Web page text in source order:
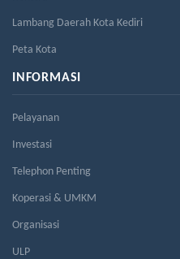
Lambang Daerah Kota Kediri
Peta Kota
INFORMASI
Pelayanan
Investasi
Telephon Penting
Koperasi & UMKM
Organisasi
ULP